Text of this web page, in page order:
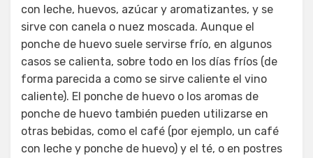
con leche, huevos, azúcar y aromatizantes, y se
sirve con canela o nuez moscada. Aunque el
ponche de huevo suele servirse frío, en algunos
casos se calienta, sobre todo en los días fríos (de
forma parecida a como se sirve caliente el vino
caliente). El ponche de huevo o los aromas de
ponche de huevo también pueden utilizarse en
otras bebidas, como el café (por ejemplo, un café
con leche y ponche de huevo) y el té, o en postres